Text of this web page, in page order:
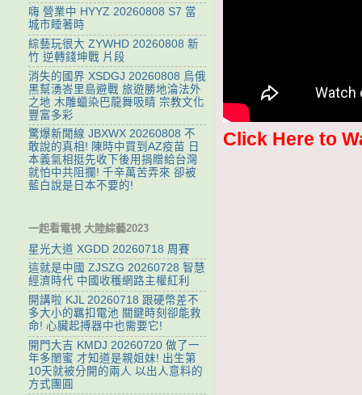
Click Here to
嗨 營業中 HYYZ 20260808 S7 當
城市睡著時
綜藝玩很大 ZYWHD 20260808 新
竹 逆轉錢坤戰 片段
消失的國界 XSDGJ 20260808 烏俄
黑幫湧峇里島避戰 旅遊勝地淪法外
之地 木雕蠟染巴龍舞吸睛 宗教文化
豐富多彩
驚爆新聞線 JBXWX 20260808 不
敢說的真相! 陳時中買到AZ疫苗 日
本義氣相挺先收下後用捐贈給台灣
就怕中共阻攔! 千辛萬苦弄來 卻被
藍白說是日本不要的!
一起看電視 大陸綜藝2023
星光大道 XGDD 20260718 周賽
這就是中國 ZJSZG 20260728 智慧
經濟時代 中國收穫網路主權紅利
開講啦 KJL 20260718 跟硬幣差不
多大小的羈扣電池 關鍵時刻卻能救
命! 心臟起搏器中也需要它!
開門大吉 KMDJ 20260720 做了一
年多閨蜜 才知道是親姐妹! 出生第
10天就被分開的兩人 以出人意料的
方式團圓